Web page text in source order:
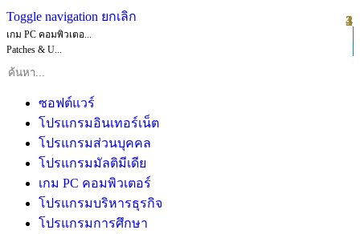
Toggle navigation ยกเลิก
เกม PC คอมพิวเตอ...
Patches & U...
ซอฟต์แวร์
โปรแกรมอินเทอร์เน็ต
โปรแกรมส่วนบุคคล
โปรแกรมมัลติมีเดีย
เกม PC คอมพิวเตอร์
โปรแกรมบริหารธุรกิจ
โปรแกรมการศึกษา
1
2
3
4